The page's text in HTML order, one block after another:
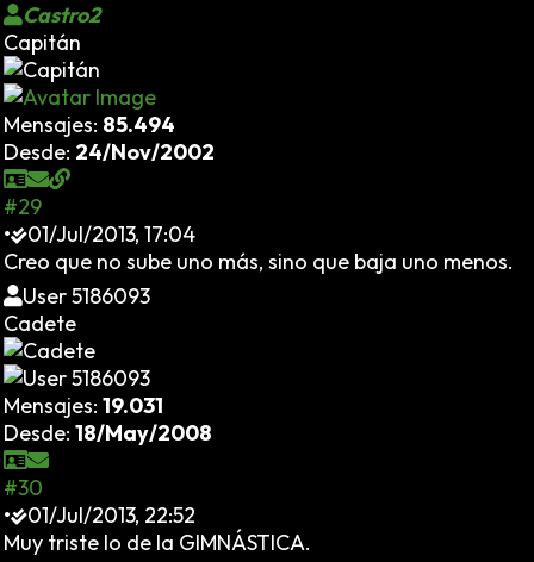
Castro2
Capitán
Mensajes: 85.494
Desde: 24/Nov/2002
#29
•
01/Jul/2013, 17:04
Creo que no sube uno más, sino que baja uno menos.
User 5186093
Cadete
Mensajes: 19.031
Desde: 18/May/2008
#30
•
01/Jul/2013, 22:52
Muy triste lo de la GIMNÁSTICA.